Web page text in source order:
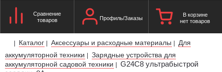
Сравнение
товаров
Профиль/Заказы
В корзине
нет товаров
| Каталог | Аксессуары и расходные материалы |
Для
аккумуляторной техники | Зарядные устройства для
аккумуляторной садовой техники | G24C8 ультрабыстрой